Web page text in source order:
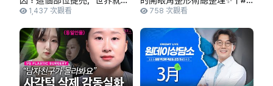
改變！
1,437 次觀看
開眼頭 #開上眼角 #開眼尾 #
758 次觀看